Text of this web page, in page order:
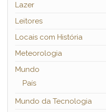
Lazer
Leitores
Locais com História
Meteorologia
Mundo
País
Mundo da Tecnologia